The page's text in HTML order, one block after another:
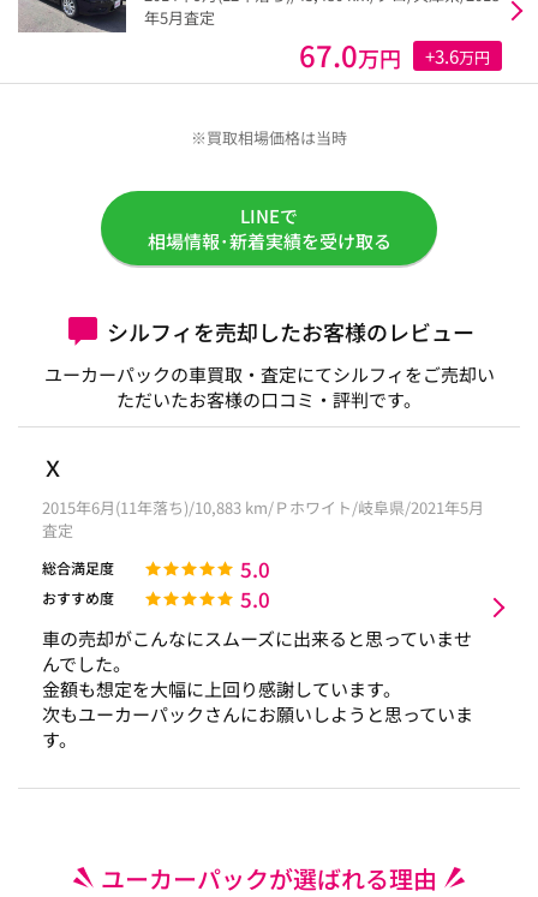
年5月査定
67.0万円 +3.6万円
※買取相場価格は当時
LINEで
相場情報･新着実績を受け取る
シルフィを売却したお客様のレビュー
ユーカーパックの車買取・査定にてシルフィをご売却い
ただいたお客様の口コミ・評判です。
Ｘ
2015年6月(11年落ち)/10,883 km/Ｐホワイト/岐阜県/2021年5月
査定
総合満足度 5.0
おすすめ度 5.0
車の売却がこんなにスムーズに出来ると思っていませ
んでした。
金額も想定を大幅に上回り感謝しています。
次もユーカーパックさんにお願いしようと思っていま
す。
ユーカーパックが選ばれる理由